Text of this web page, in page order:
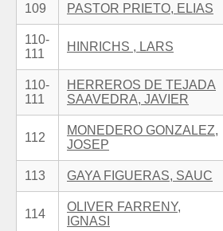
109 PASTOR PRIETO, ELIAS
110-
111
HINRICHS , LARS
110-
111
HERREROS DE TEJADA
SAAVEDRA, JAVIER
112
MONEDERO GONZALEZ,
JOSEP
113 GAYA FIGUERAS, SAUC
114
OLIVER FARRENY,
IGNASI